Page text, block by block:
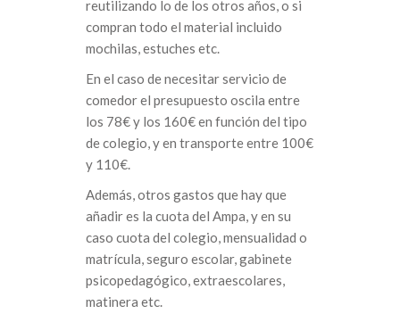
reutilizando lo de los otros años, o si
compran todo el material incluido
mochilas, estuches etc.
En el caso de necesitar servicio de
comedor el presupuesto oscila entre
los 78€ y los 160€ en función del tipo
de colegio, y en transporte entre 100€
y 110€.
Además, otros gastos que hay que
añadir es la cuota del Ampa, y en su
caso cuota del colegio, mensualidad o
matrícula, seguro escolar, gabinete
psicopedagógico, extraescolares,
matinera etc.